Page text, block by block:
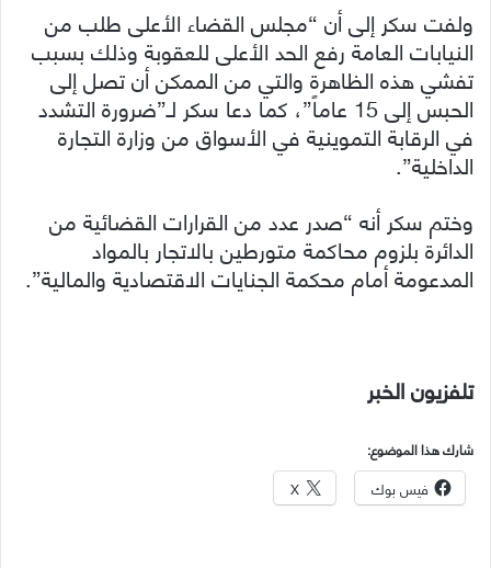
ولفت سكر إلى أن “مجلس القضاء الأعلى طلب من
النيابات العامة رفع الحد الأعلى للعقوبة وذلك بسبب
تفشي هذه الظاهرة والتي من الممكن أن تصل إلى
الحبس إلى 15 عاماً”، كما دعا سكر لـ”ضرورة التشدد
في الرقابة التموينية في الأسواق من وزارة التجارة
الداخلية”.
وختم سكر أنه “صدر عدد من القرارات القضائية من
الدائرة بلزوم محاكمة متورطين بالاتجار بالمواد
المدعومة أمام محكمة الجنايات الاقتصادية والمالية”.
تلفزيون الخبر
شارك هذا الموضوع:
فيس بوك X